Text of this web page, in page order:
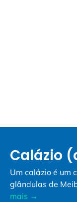
Calázio
Um calázio é um
glândulas de
mais →